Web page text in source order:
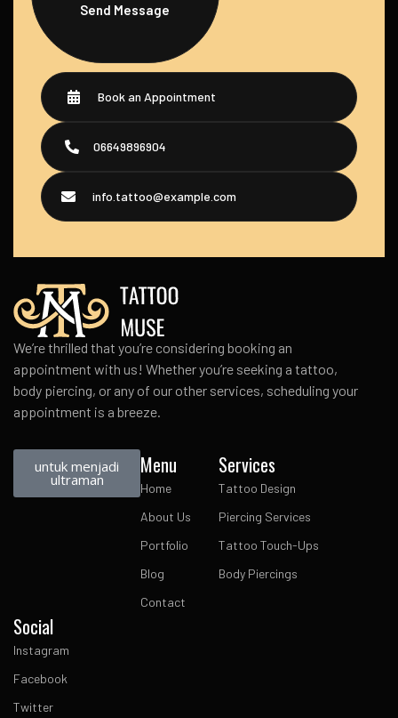
Send Message
Book an Appointment
06649896904
info.tattoo@example.com
We’re thrilled that you’re considering booking an
appointment with us! Whether you’re seeking a tattoo,
body piercing, or any of our other services, scheduling your
appointment is a breeze.
untuk menjadi
ultraman
Menu
Home
About Us
Portfolio
Blog
Contact
Services
Tattoo Design
Piercing Services
Tattoo Touch-Ups
Body Piercings
Social
Instagram
Facebook
Twitter